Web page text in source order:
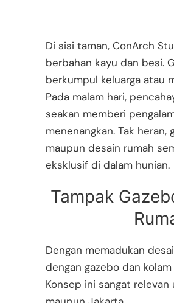
Di sisi taman, ConArch
berbahan kayu dan besi.
berkumpul keluarga atau
Pada malam hari,
seakan memberi
menenangkan. Tak
maupun desain rumah
eksklusif di dalam hunian.
Tampak
Dengan memadukan
dengan gazebo dan
Konsep ini sangat relevan